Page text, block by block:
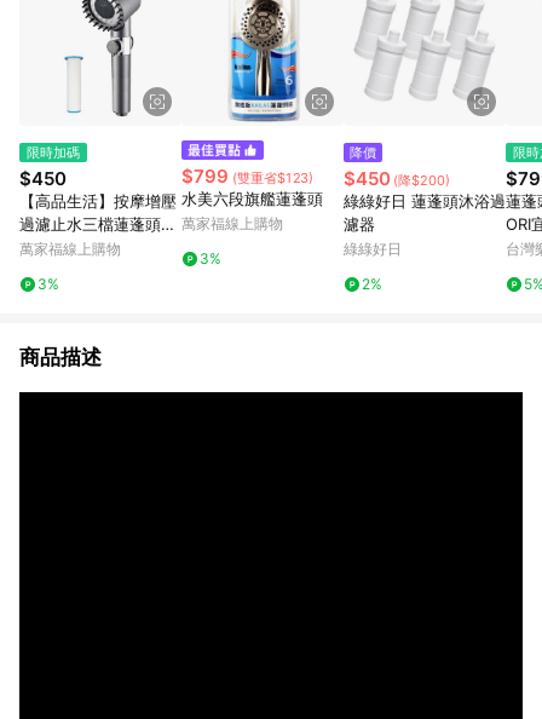
限時加碼
$450
【高品生活】按摩增壓
過濾止水三檔蓮蓬頭｜
增壓蓮蓬頭｜花灑｜一
濾｜按摩｜戴噴
萬家福線上購物
3%
$799 (雙重省$123)
水美六段旗艦蓮蓬頭
萬家福線上購物
3%
降價
$450 (降$200)
綠綠好日 蓮蓬頭沐浴過
濾器
綠綠好日
2%
限
蓮蓬
ORI
台灣
商品描述